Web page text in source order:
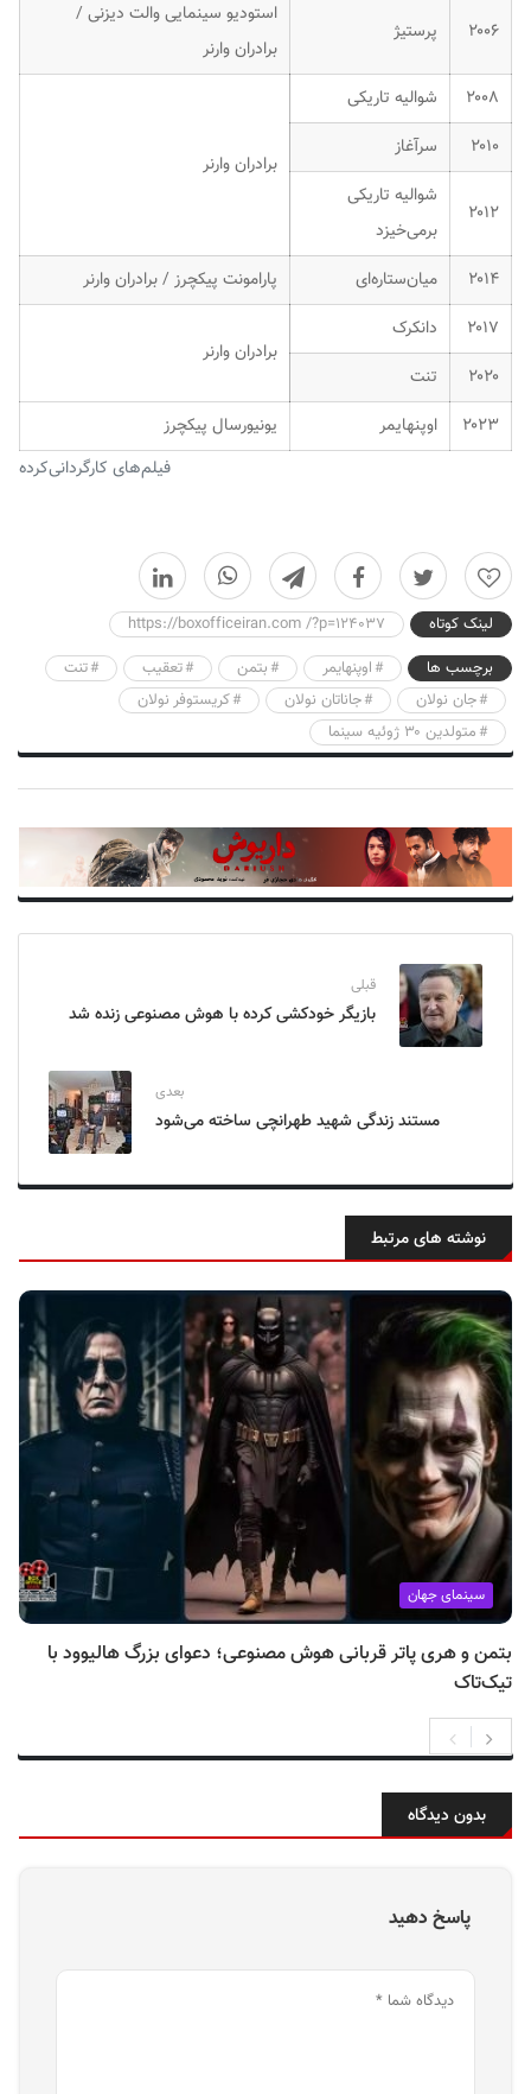
فیلم‌های کارگردانی‌کرده
۲۰۰۶ پرستیژ
استودیو سینمایی والت دیزنی /
برادران وارنر
۲۰۰۸
شوالیه تاریکی
برادران وارنر
۲۰۱۰ سرآغاز
۲۰۱۲
شوالیه تاریکی
برمی‌خیزد
۲۰۱۴
میان‌ستاره‌ای
پارامونت پیکچرز / برادران وارنر
۲۰۱۷
دانکرک
برادران وارنر
۲۰۲۰
تنت
۲۰۲۳
اوپنهایمر یونیورسال پیکچرز
0
لینک کوتاه
https://boxofficeiran.com /?p=124037
برچسب ها
اوپنهایمر بتمن تعقیب
تنت
جان نولان
جاناتان نولان
کریستوفر نولان
متولدین ۳۰ ژوئیه سینما
قبلی
بازیگر خودکشی کرده با هوش مصنوعی زنده شد
بعدی
مستند زندگی شهید طهرانچی ساخته می‌شود
نوشته های مرتبط
سینمای جهان
بتمن و هری پاتر قربانی هوش مصنوعی؛ دعوای بزرگ هالیوود با
تیک‌تاک
بدون دیدگاه
پاسخ دهید